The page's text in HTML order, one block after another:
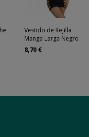
Vestido de Rejilla
Manga Larga Negro
8,70 €